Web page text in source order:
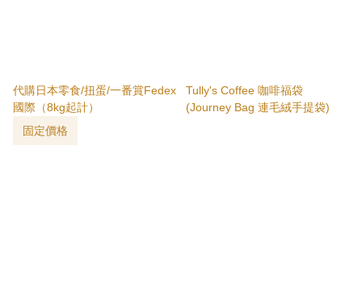
代購日本零食/扭蛋/一番賞Fedex
國際（8kg起計）
固定價格
Tully's Coffee 咖啡福袋
(Journey Bag 連毛絨手提袋)